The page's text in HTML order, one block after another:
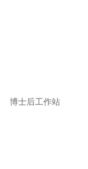
博士后工作站